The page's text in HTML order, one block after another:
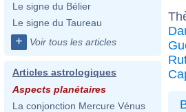
Le signe du Bélier
Le signe du Taureau
+ Voir tous les articles
Articles astrologiques
Aspects planétaires
La conjonction Mercure Vénus